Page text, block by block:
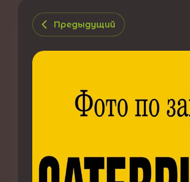
Предыдущий